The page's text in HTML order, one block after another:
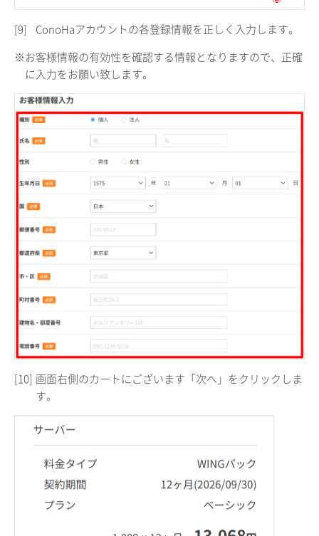
[9]
ConoHaアカウントの各登録情報を正しく入力します。
※お客様情報の有効性を確認する情報となりますので、正確
に入力をお願い致します。
[10] 画面右側のカートにございます「次へ」をクリックしま
す。